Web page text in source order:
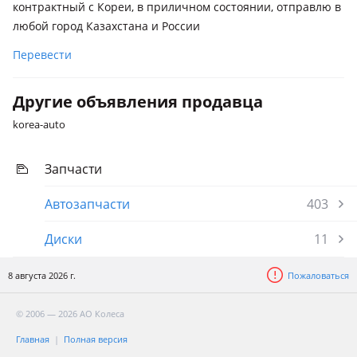
контрактный с Кореи, в приличном состоянии, отправлю в
любой город Казахстана и России
Перевести
Другие объявления продавца
korea-auto
Запчасти
Автозапчасти
403
Диски
11
8 августа 2026 г. Пожаловаться
© 2006 — 2026 АО Колеса
Главная Полная версия